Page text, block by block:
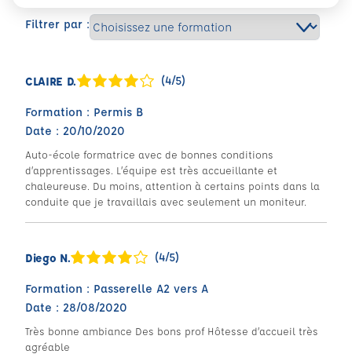
Filtrer par :
CLAIRE D. (4/5)
Formation : Permis B
Date : 20/10/2020
Auto-école formatrice avec de bonnes conditions
d’apprentissages. L’équipe est très accueillante et
chaleureuse. Du moins, attention à certains points dans la
conduite que je travaillais avec seulement un moniteur.
Diego N. (4/5)
Formation : Passerelle A2 vers A
Date : 28/08/2020
Très bonne ambiance Des bons prof Hôtesse d’accueil très
agréable